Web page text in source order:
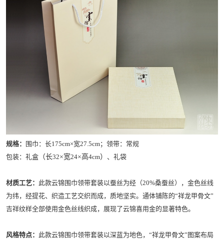
规格： 围巾：长175cm×宽27.5cm；领带：常规
包装：礼盒 （长32×宽24×高4cm） 、礼袋
材质工艺： 此款云锦围巾领带套装以蚕丝为经（20%桑蚕丝），金色丝线
为纬，经提花、织造工艺交织而成，质地坚实。通体铺陈的“祥龙甲骨文”
吉祥纹样全部使用金色丝线织成，展现了云锦喜用金的显著特色。
风格特点： 此款云锦围巾领带套装以深蓝为地色，“祥龙甲骨文”图案布局